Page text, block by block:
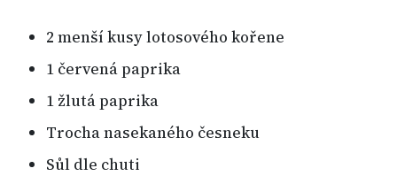
2 menší kusy lotosového kořene
1 červená paprika
1 žlutá paprika
Trocha nasekaného česneku
Sůl dle chuti